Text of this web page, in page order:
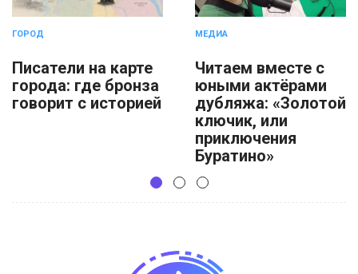
ГОРОД
Писатели на карте
города: где бронза
говорит с историей
МЕДИА
Читаем вместе с
юными актёрами
дубляжа: «Золотой
ключик, или
приключения
Буратино»